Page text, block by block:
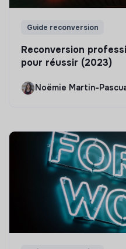
Guide reconversion
Reconversion
pour réussir (2023)
Noëmie Martin-